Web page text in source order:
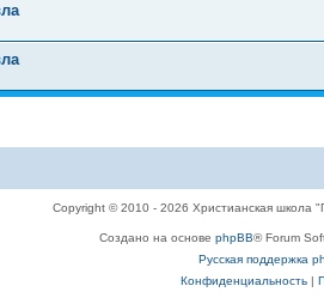
Copyright © 2010 - 2026 Христианская школа
Создано на основе phpBB® Forum
Русская поддержка
Конфиденциальность|